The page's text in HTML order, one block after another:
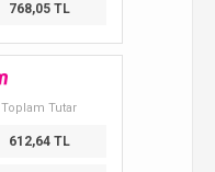
768,05 TL
Toplam Tutar
612,64 TL